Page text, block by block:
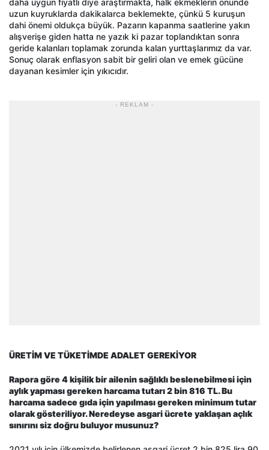
daha uygun fiyatlı diye araştırmakta, halk ekmeklerin önünde
uzun kuyruklarda dakikalarca beklemekte, çünkü 5 kuruşun
dahi önemi oldukça büyük. Pazarın kapanma saatlerine yakın
alışverişe giden hatta ne yazık ki pazar toplandıktan sonra
geride kalanları toplamak zorunda kalan yurttaşlarımız da var.
Sonuç olarak enflasyon sabit bir geliri olan ve emek gücüne
dayanan kesimler için yıkıcıdır.
- REKLAM -
ÜRETİM VE TÜKETİMDE ADALET GEREKİYOR
Rapora göre 4 kişilik bir ailenin sağlıklı beslenebilmesi için
aylık yapması gereken harcama tutarı 2 bin 816 TL. Bu
harcama sadece gıda için yapılması gereken minimum tutar
olarak gösteriliyor. Neredeyse asgari ücrete yaklaşan açlık
sınırını siz doğru buluyor musunuz?